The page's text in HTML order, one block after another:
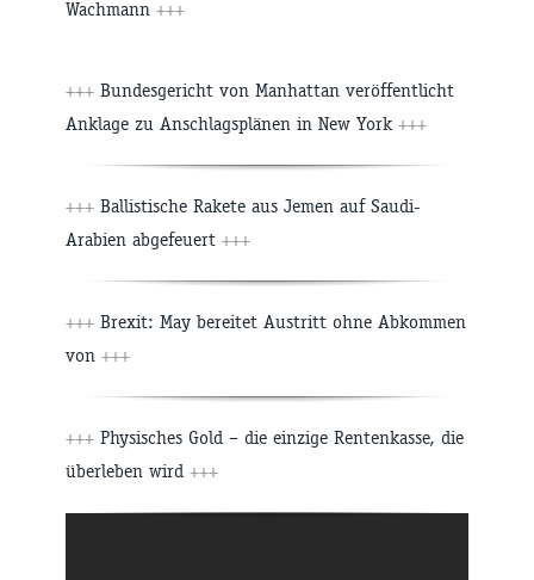
Wachmann +++
+++ Bundesgericht von Manhattan veröffentlicht
Anklage zu Anschlagsplänen in New York +++
+++ Ballistische Rakete aus Jemen auf Saudi-
Arabien abgefeuert +++
+++ Brexit: May bereitet Austritt ohne Abkommen
von +++
+++ Physisches Gold – die einzige Rentenkasse, die
überleben wird +++